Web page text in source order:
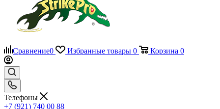
Сравнение0 Избранные товары 0 Корзина 0
Телефоны
+7 (921) 740 00 88